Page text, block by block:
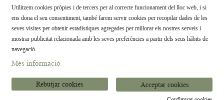
Utilitzem cookies pròpies i de tercers per al correcte funcionament del lloc web, i si
ens dona el seu consentiment, també farem servir cookies per recopilar dades de les
seves visites per obtenir estadístiques agregades per millorar els nostres serveis i
mostrar publicitat relacionada amb les seves preferències a partir dels seus hàbits de
navegació.
Més informació
Acceptar cookies
Rebutjar cookies